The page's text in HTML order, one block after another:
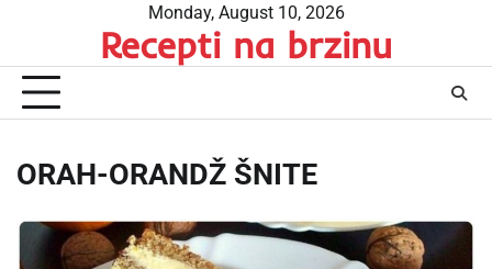
content
Monday, August 10, 2026
Recepti na brzinu
ORAH-ORANDŽ ŠNITE